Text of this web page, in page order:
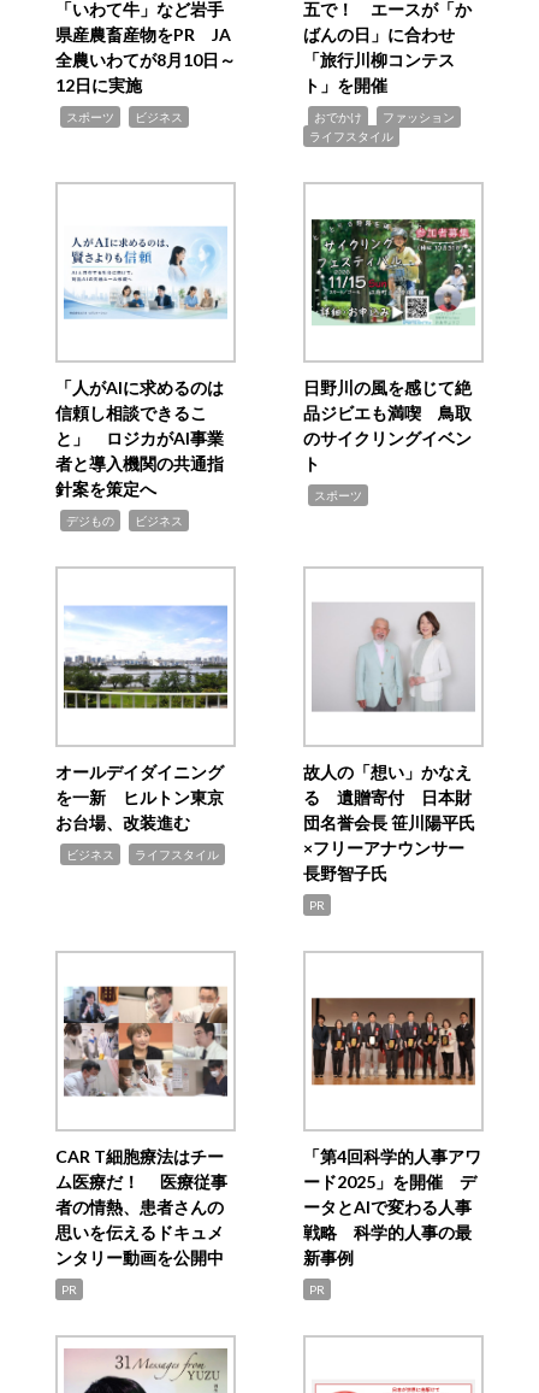
「いわて牛」など岩手
県産農畜産物をPR JA
全農いわてが8月10日～
12日に実施
スポーツ ビジネス
五で！ エースが「か
ばんの日」に合わせ
「旅行川柳コンテス
ト」を開催
おでかけ ファッション
ライフスタイル
「人がAIに求めるのは
信頼し相談できるこ
と」 ロジカがAI事業
者と導入機関の共通指
針案を策定へ
デジもの ビジネス
日野川の風を感じて絶
品ジビエも満喫 鳥取
のサイクリングイベン
ト
スポーツ
オールデイダイニング
を一新 ヒルトン東京
お台場、改装進む
ビジネス ライフスタイル
故人の「想い」かなえ
る 遺贈寄付 日本財
団名誉会長 笹川陽平氏
×フリーアナウンサー
長野智子氏
PR
CAR T細胞療法はチー
ム医療だ！ 医療従事
者の情熱、患者さんの
思いを伝えるドキュメ
ンタリー動画を公開中
PR
「第4回科学的人事アワ
ード2025」を開催 デ
ータとAIで変わる人事
戦略 科学的人事の最
新事例
PR